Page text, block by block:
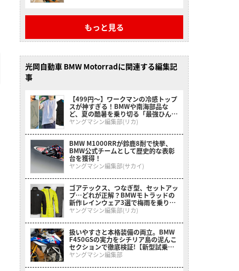
もっと見る
光岡自動車 BMW Motorradに関連する編集記
事
【499円〜】ワークマンの冷感トップ
スが神すぎる！BMWや南海部品な
ど、夏の酷暑を乗り切る「最強ひんや
りインナー」特集
ヤングマシン編集部(リカ)
BMW M1000RRが鈴鹿8耐で快挙、
BMW公式チームとして歴史的な表彰
台を獲得！
ヤングマシン編集部(サカイ)
ゴアテックス、つなぎ型、セットアッ
プ…どれが正解？BMWモトラッドの
新作レインウェア3選で梅雨を乗り切
る
ヤングマシン編集部(リカ)
扱いやすさと本格装備の両立。BMW
F450GSの実力をシチリア島の泥んこ
セクションで徹底検証!【新型試乗イ
ンプレ】
ヤングマシン編集部